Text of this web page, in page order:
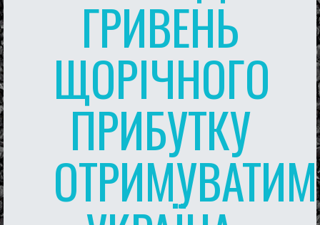
ГРИВЕНЬ
ЩОРІЧНОГО
ПРИБУТКУ